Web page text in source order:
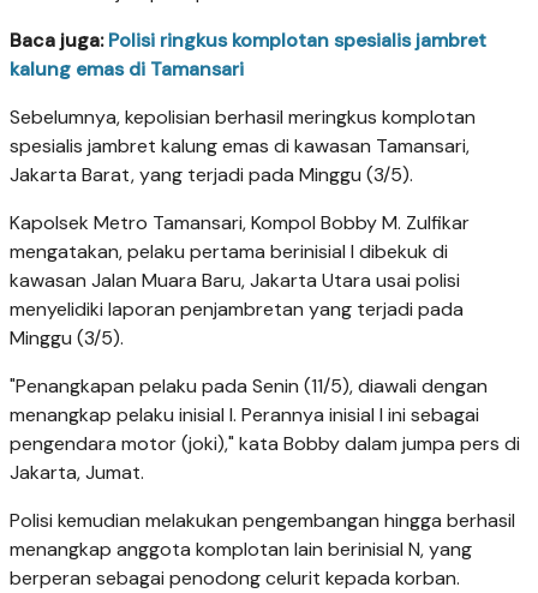
Baca juga:Polisi ringkus komplotan spesialis jambret
kalung emas di Tamansari
Sebelumnya, kepolisian berhasil meringkus komplotan
spesialis jambret kalung emas di kawasan Tamansari,
Jakarta Barat, yang terjadi pada Minggu (3/5).
Kapolsek Metro Tamansari, Kompol Bobby M. Zulfikar
mengatakan, pelaku pertama berinisial I dibekuk di
kawasan Jalan Muara Baru, Jakarta Utara usai polisi
menyelidiki laporan penjambretan yang terjadi pada
Minggu (3/5).
"Penangkapan pelaku pada Senin (11/5), diawali dengan
menangkap pelaku inisial I. Perannya inisial I ini sebagai
pengendara motor (joki)," kata Bobby dalam jumpa pers di
Jakarta, Jumat.
Polisi kemudian melakukan pengembangan hingga berhasil
menangkap anggota komplotan lain berinisial N, yang
berperan sebagai penodong celurit kepada korban.